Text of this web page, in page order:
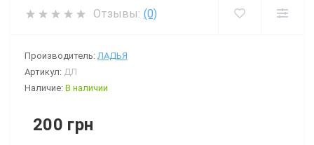
Отзывы: (0)
Производитель: ЛАДЬЯ
Артикул: ДЛ
Наличие: В наличии
200 грн